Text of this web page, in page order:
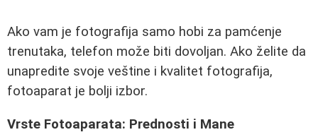
Ako vam je fotografija samo hobi za pamćenje
trenutaka, telefon može biti dovoljan. Ako želite da
unapredite svoje veštine i kvalitet fotografija,
fotoaparat je bolji izbor.
Vrste Fotoaparata: Prednosti i Mane